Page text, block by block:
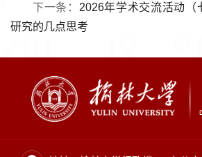
下一条： 2026年学术交流活动（
研究的几点思考